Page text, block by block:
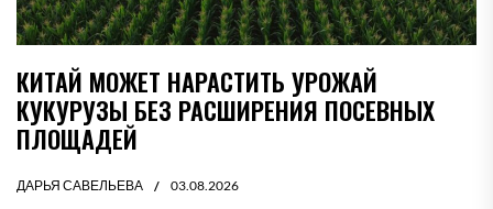
КИТАЙ МОЖЕТ НАРАСТИТЬ УРОЖАЙ
КУКУРУЗЫ БЕЗ РАСШИРЕНИЯ ПОСЕВНЫХ
ПЛОЩАДЕЙ
ДАРЬЯ САВЕЛЬЕВА 03.08.2026